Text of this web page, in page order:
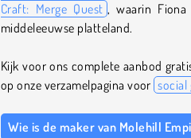
Craft: Merge Quest , waarin
middeleeuwse platteland.
Kijk voor ons complete aanbod
op onze verzamelpagina voor social
Wie is de maker van Molehill